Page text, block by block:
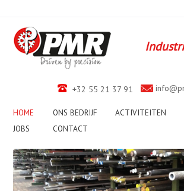
+32 55 21 37 91
HOME ONS BEDRIJF ACTIVITEITEN
JOBS
CONTACT